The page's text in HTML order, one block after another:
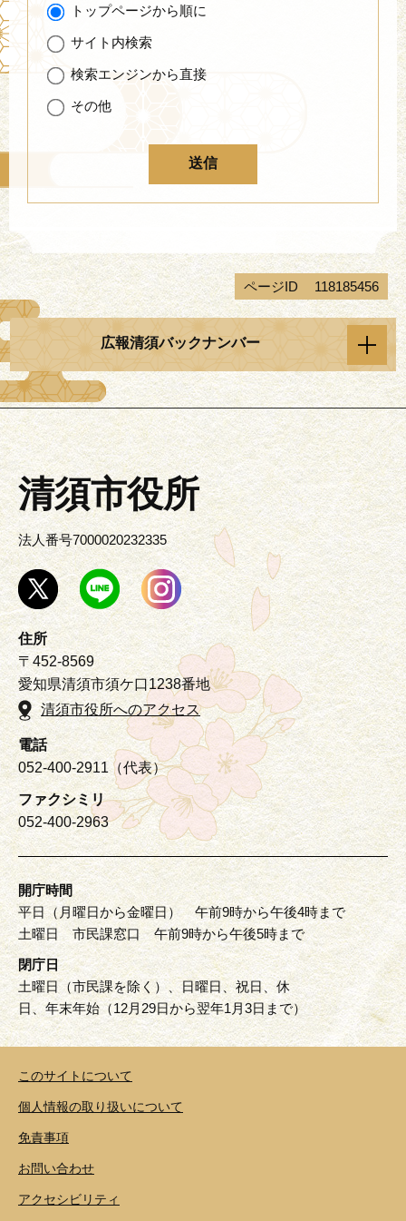
トップページから順に
サイト内検索
検索エンジンから直接
その他
ページID 118185456
広報清須バックナンバー
清須市役所
法人番号7000020232335
住所
〒452-8569
愛知県清須市須ケ口1238番地
清須市役所へのアクセス
電話
052-400-2911（代表）
ファクシミリ
052-400-2963
開庁時間
平日（月曜日から金曜日） 午前9時から午後4時まで
土曜日 市民課窓口 午前9時から午後5時まで
閉庁日
土曜日（市民課を除く）、日曜日、祝日、休
日、年末年始（12月29日から翌年1月3日まで）
このサイトについて
個人情報の取り扱いについて
免責事項
お問い合わせ
アクセシビリティ